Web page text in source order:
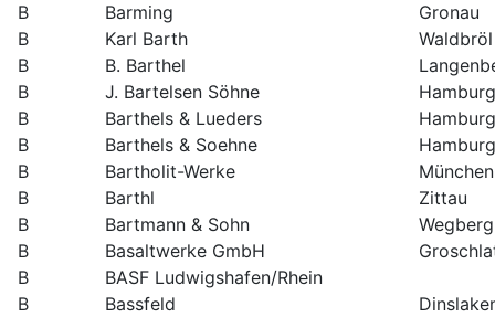
B
Barming
Gronau
B
Karl Barth
Waldbröl
B
B. Barthel
B
J. Bartelsen Söhne
B
Barthels & Lueders
Hamburg
B
Barthels & Soehne
Hamburg
B
Bartholit-Werke
München
B
Barthl
Zittau
B
Bartmann & Sohn
Wegberg
B
Basaltwerke GmbH
B
BASF Ludwigshafen/Rhein
B
Bassfeld